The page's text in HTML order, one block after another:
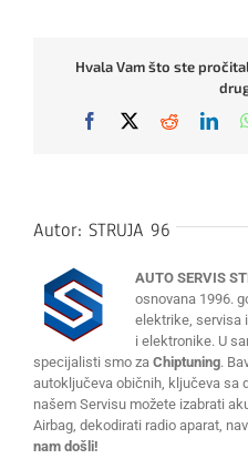
Hvala Vam što ste
Facebook
X Reddit
Autor: STRUJA 96
AUTO SERVIS
osnovana 1996.
elektrike, servisa
i elektronike. U
specijalisti smo za Chiptuning.
autoključeva običnih, ključeva sa
našem Servisu možete izabrati
Airbag, dekodirati radio aparat,
nam došli!